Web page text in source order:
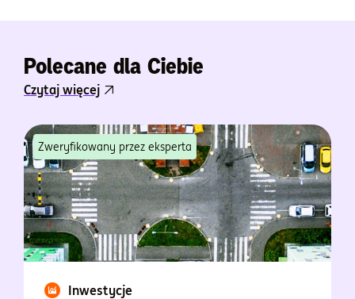
Polecane dla Ciebie
Czytaj więcej
Zweryfikowany przez eksperta
Inwestycje